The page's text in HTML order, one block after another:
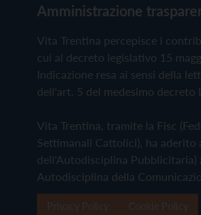
Amministrazione
Vita Trentina percepisce i
cui al decreto legislativo 15
Indicazione resa ai sensi della
dell'art. 5 del medesimo decreto
Vita Trentina, tramite la Fisc
Settimanali Cattolici), ha aderito
dell'Autodisciplina Pubblicitaria)
Autodisciplina della